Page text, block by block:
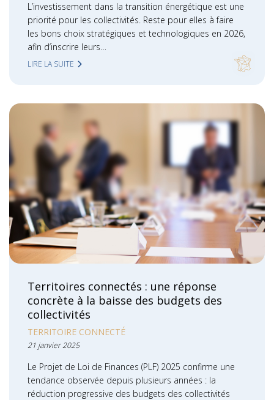
L’investissement dans la transition énergétique est une
priorité pour les collectivités. Reste pour elles à faire
les bons choix stratégiques et technologiques en 2026,
afin d’inscrire leurs…
LIRE LA SUITE
Territoires connectés : une réponse
concrète à la baisse des budgets des
collectivités
TERRITOIRE CONNECTÉ
21 janvier 2025
Le Projet de Loi de Finances (PLF) 2025 confirme une
tendance observée depuis plusieurs années : la
réduction progressive des budgets des collectivités